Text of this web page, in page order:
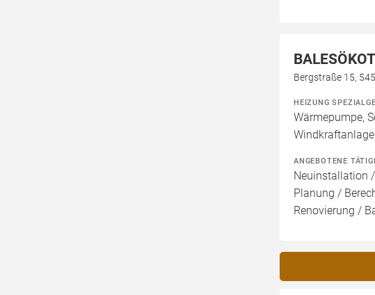
Bergstraße 15,
HEIZUNG
Wärmepumpe,
ANGEBOTENE
Neuinstallation
Planung /
Renovierung /